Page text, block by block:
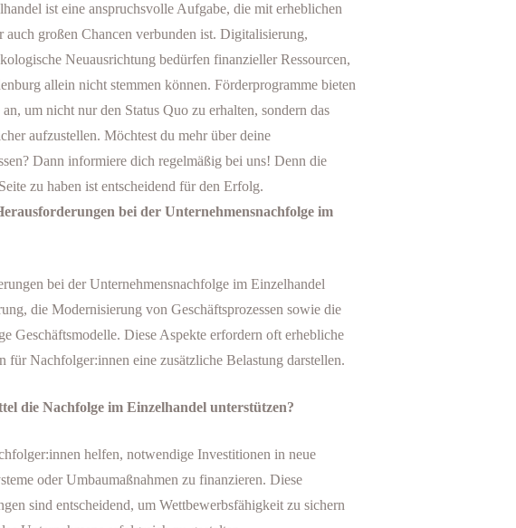
ist eine anspruchsvolle Aufgabe, die mit erheblichen
auch großen Chancen verbunden ist. Digitalisierung,
Neuausrichtung bedürfen finanzieller Ressourcen,
allein nicht stemmen können. Förderprogramme bieten
um nicht nur den Status Quo zu erhalten, sondern das
aufzustellen. Möchtest du mehr über deine
Dann informiere dich regelmäßig bei uns! Denn die
zu haben ist entscheidend für den Erfolg.
bei der Unternehmensnachfolge im
bei der Unternehmensnachfolge im Einzelhandel
die Modernisierung von Geschäftsprozessen sowie die
Geschäftsmodelle. Diese Aspekte erfordern oft erhebliche
für Nachfolger:innen eine zusätzliche Belastung darstellen.
die Nachfolge im Einzelhandel unterstützen?
helfen, notwendige Investitionen in neue
oder Umbaumaßnahmen zu finanzieren. Diese
sind entscheidend, um Wettbewerbsfähigkeit zu sichern